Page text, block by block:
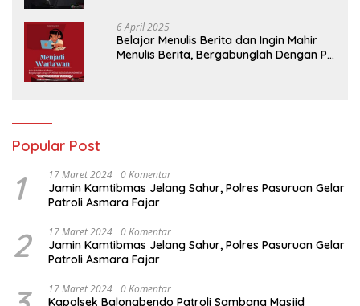
6 April 2025
Belajar Menulis Berita dan Ingin Mahir
Menulis Berita, Bergabunglah Dengan PT
Popular Post
1 17 Maret 2024 0 Komentar
Jamin Kamtibmas Jelang Sahur, Polres Pasuruan Gelar
Patroli Asmara Fajar
2 17 Maret 2024 0 Komentar
Jamin Kamtibmas Jelang Sahur, Polres Pasuruan Gelar
Patroli Asmara Fajar
17 Maret 2024 0 Komentar
Kapolsek Balongbendo Patroli Sambang Masjid